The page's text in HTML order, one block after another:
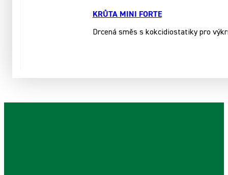
KRŮTA MINI FORTE
Drcená směs s kokcidiostatiky pro